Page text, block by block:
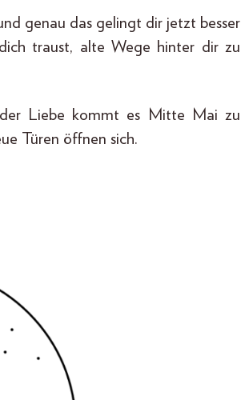
genau das gelingt dir jetzt besser
traust, alte Wege hinter dir zu
Liebe kommt es Mitte Mai zu
Türen öffnen sich.